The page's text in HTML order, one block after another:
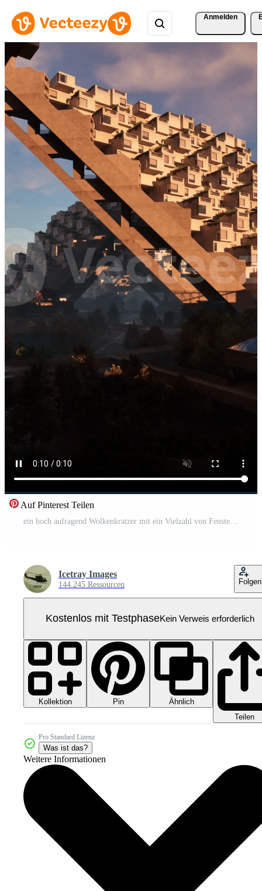
Anmelden
Auf Pinterest Teilen
Icetray Images
144.245 Ressourcen Folgen
Kostenlos mit TestphaseKein Verweis erforderlich
Kollektion Pin
Ähnlich
Teilen
Pro Standard Lizenz
Was ist das?
Weitere Informationen